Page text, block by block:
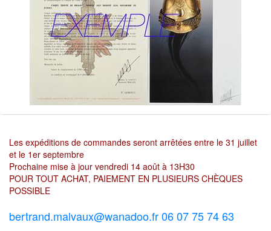
Les expéditions de commandes seront arrêtées entre le 31 juillet
et le 1er septembre
Prochaine mise à jour vendredi 14 août à 13H30
POUR TOUT ACHAT, PAIEMENT EN PLUSIEURS CHÈQUES
POSSIBLE
bertrand.malvaux@wanadoo.fr 06 07 75 74 63